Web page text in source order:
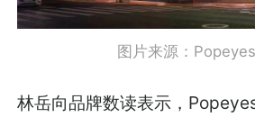
图片来源：
林岳向品牌数读表示，